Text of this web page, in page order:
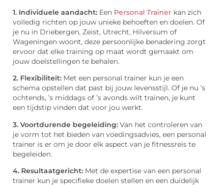
1. Individuele aandacht: Een Personal Trainer kan zich
volledig richten op jouw unieke behoeften en doelen. Of
je nu in Driebergen, Zeist, Utrecht, Hilversum of
Wageningen woont, deze persoonlijke benadering zorgt
ervoor dat elke training op maat wordt gemaakt om
jouw doelstellingen te behalen.
2. Flexibiliteit: Met een personal trainer kun je een
schema opstellen dat past bij jouw levensstijl. Of je nu ’s
ochtends, ’s middags of ’s avonds wilt trainen, je kunt
een tijdstip vinden dat voor jou werkt.
3. Voortdurende begeleiding: Van het controleren van
je vorm tot het bieden van voedingsadvies, een personal
trainer is er om je door elk aspect van je fitnessreis te
begeleiden.
4. Resultaatgericht: Met de expertise van een personal
trainer kun je specifieke doelen stellen en een duidelijk